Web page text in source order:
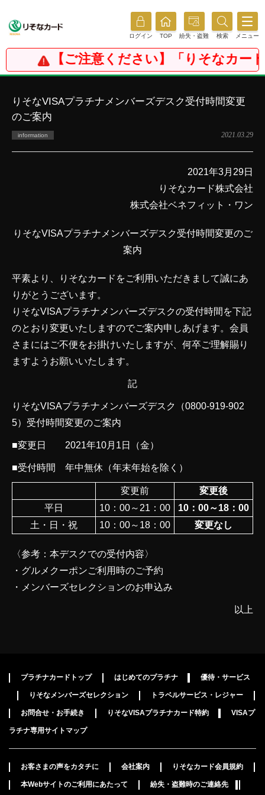
ログイン TOP 紛失・盗難 検索 メニュー
【ご注意ください】「りそなカー
りそなVISAプラチナメンバーズデスク受付時間変更
のご案内
information 2021.03.29
2021年3月29日
りそなカード株式会社
株式会社ベネフィット・ワン
りそなVISAプラチナメンバーズデスク受付時間変更のご
案内
平素より、りそなカードをご利用いただきまして誠にあ
りがとうございます。
りそなVISAプラチナメンバーズデスクの受付時間を下記
のとおり変更いたしますのでご案内申しあげます。会員
さまにはご不便をお掛けいたしますが、何卒ご理解賜り
ますようお願いいたします。
記
りそなVISAプラチナメンバーズデスク（0800-919-902
5）受付時間変更のご案内
■変更日 2021年10月1日（金）
■受付時間 年中無休（年末年始を除く）
変更前
変更後
平日
10：00～21：00
10：00～18：00
土・日・祝
10：00～18：00 変更なし
〈参考：本デスクでの受付内容〉
・グルメクーポンご利用時のご予約
・メンバーズセレクションのお申込み
以上
プラチナカードトップ はじめてのプラチナ 優待・サービス
りそなメンバーズセレクション トラベルサービス・レジャー
お問合せ・お手続き りそなVISAプラチナカード特約 VISAプ
ラチナ専用サイトマップ
お客さまの声をカタチに 会社案内 りそなカード会員規約
本Webサイトのご利用にあたって 紛失・盗難時のご連絡先